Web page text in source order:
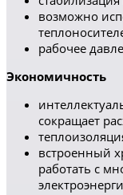
возможно
рабочее
Экономичность
сокращает
встроенный
работать с